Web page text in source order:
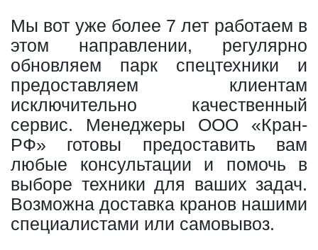
Мы вот уже более 7 лет работаем в
этом направлении, регулярно
обновляем парк спецтехники и
предоставляем клиентам
исключительно качественный
сервис. Менеджеры ООО «Кран-
РФ» готовы предоставить вам
любые консультации и помочь в
выборе техники для ваших задач.
Возможна доставка кранов нашими
специалистами или самовывоз.